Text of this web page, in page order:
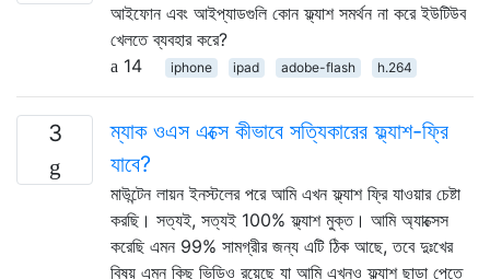
আইফোন এবং আইপ্যাডগুলি কোন ফ্ল্যাশ সমর্থন না করে ইউটিউব
খেলতে ব্যবহার করে?
14
iphone ipad adobe-flash h.264
3
ম্যাক ওএস এক্সে কীভাবে সত্যিকারের ফ্ল্যাশ-ফ্রি
যাবে?
মাউন্টেন লায়ন ইনস্টলের পরে আমি এখন ফ্ল্যাশ ফ্রি যাওয়ার চেষ্টা
করছি। সত্যই, সত্যই 100% ফ্ল্যাশ মুক্ত। আমি অ্যাক্সেস
করেছি এমন 99% সামগ্রীর জন্য এটি ঠিক আছে, তবে দুঃখের
বিষয় এমন কিছু ভিডিও রয়েছে যা আমি এখনও ফ্ল্যাশ ছাড়া পেতে